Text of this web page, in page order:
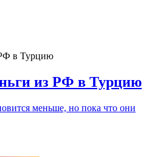
из РФ в Турцию
меньше, но пока что они